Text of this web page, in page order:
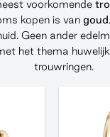
voorkomende
kopen is van goud
Geen ander
het thema
trouwringen.